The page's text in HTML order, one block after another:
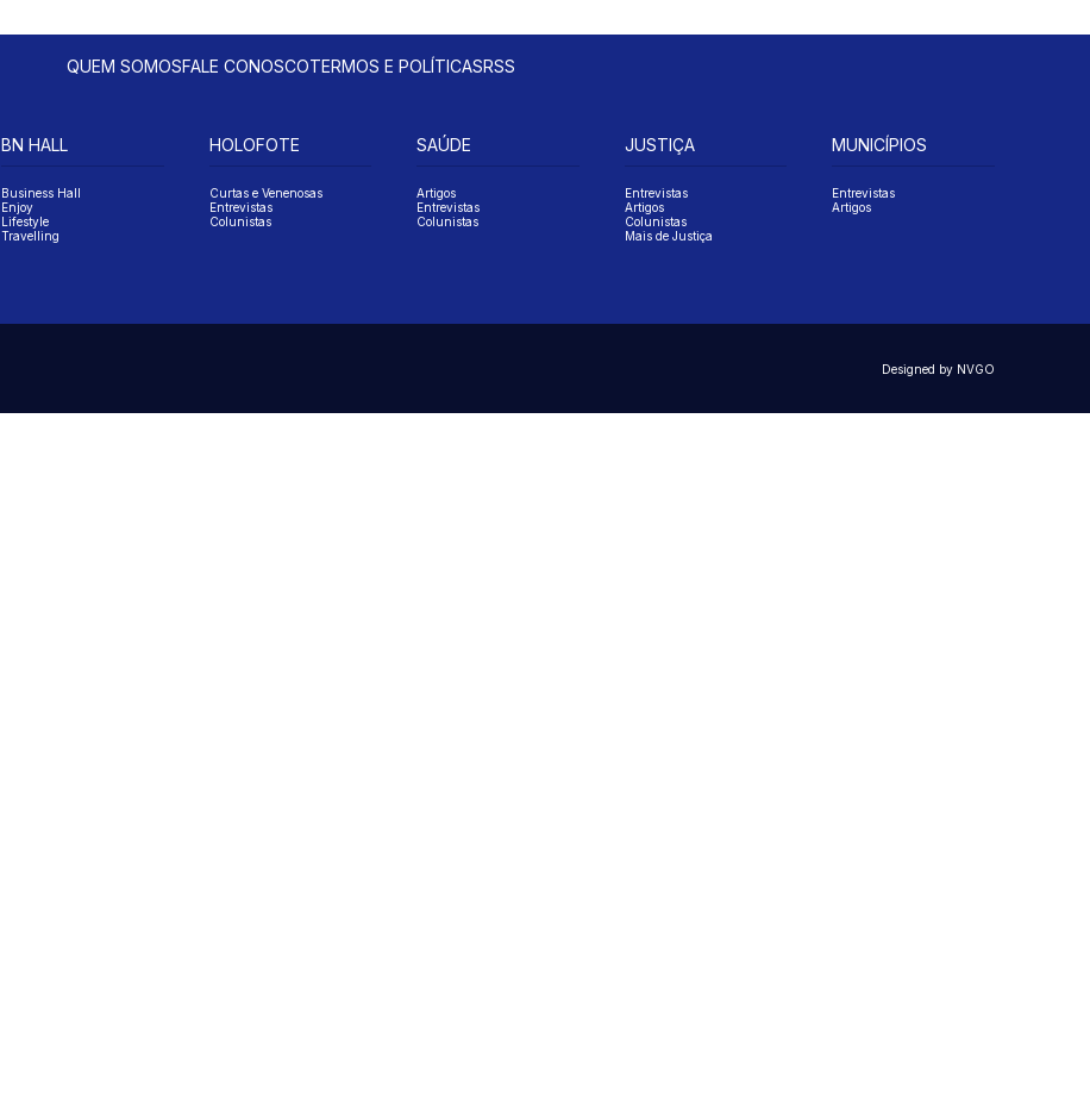
QUEM SOMOSFALE CONOSCOTERMOS E POLÍTICASRSS
BN HALL
Business Hall
Enjoy
Lifestyle
Travelling
HOLOFOTE
Curtas e Venenosas
Entrevistas
Colunistas
SAÚDE
Artigos
Entrevistas
Colunistas
JUSTIÇA
Entrevistas
Artigos
Colunistas
Mais de Justiça
MUNICÍPIOS
Entrevistas
Artigos
Designed by NVGO